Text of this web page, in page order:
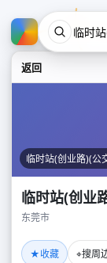
返回
临时站(创业路)(公
临时站(创业
东莞市
★收藏 ⌖搜周